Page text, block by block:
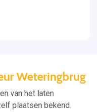
Weteringbrug
van het laten
plaatsen bekend.